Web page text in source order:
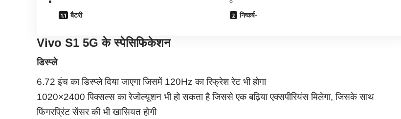
बैटरी निष्कर्ष-
Vivo S1 5G के स्पेसिफिकेशन
डिस्प्ले
6.72 इंच का डिस्प्ले दिया जाएगा जिसमें 120Hz का रिफ्रेश रेट भी होगा
1020×2400 पिक्सल्स का रेजोल्यूशन भी हो सकता है जिससे एक बढ़िया एक्सपीरियंस मिलेगा, जिसके साथ
फिंगरप्रिंट सेंसर की भी खासियत होगी